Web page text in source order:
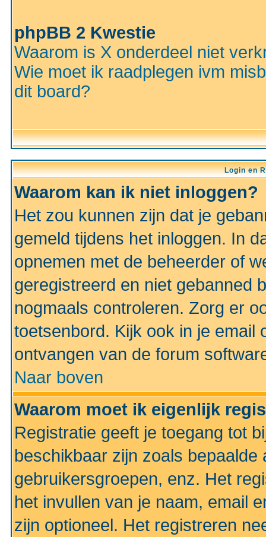
phpBB 2 Kwestie
Waarom is X onderdeel niet
Wie moet ik raadplegen ivm
dit board?
Login en
Waarom kan ik niet inloggen?
Het zou kunnen zijn dat je
gemeld tijdens het inloggen. In
opnemen met de beheerder of
geregistreerd en niet gebanned
nogmaals controleren. Zorg er
toetsenbord. Kijk ook in je email
ontvangen van de forum
Naar boven
Waarom moet ik eigenlijk
Registratie geeft je toegang tot
beschikbaar zijn zoals
gebruikersgroepen, enz. Het
het invullen van je naam, email
zijn optioneel. Het registreren